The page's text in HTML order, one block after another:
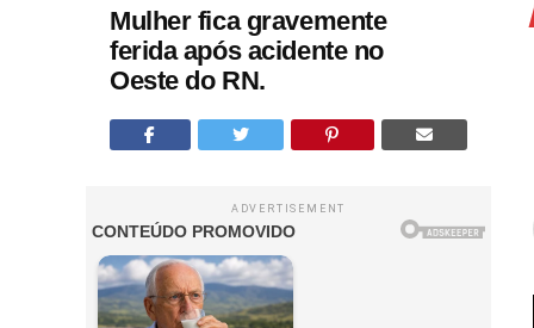
Mulher fica gravemente
ferida após acidente no
Oeste do RN.
ADVERTISEMENT